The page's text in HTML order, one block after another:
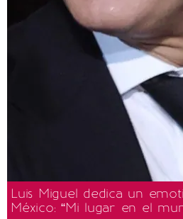
Luis Miguel dedica un
México: “Mi lugar en el